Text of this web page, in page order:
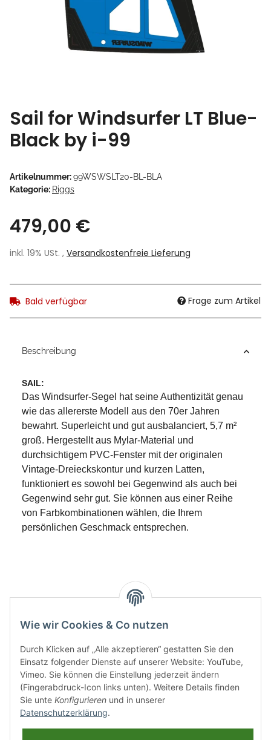
Sail for Windsurfer LT Blue-
Black by i-99
Artikelnummer:99WSWSLT20-BL-BLA
Kategorie: Riggs
479,00 €
inkl. 19% USt. , Versandkostenfreie Lieferung
Bald verfügbar Frage zum Artikel
Beschreibung
SAIL:
Das Windsurfer-Segel hat seine Authentizität genau
wie das allererste Modell aus den 70er Jahren
bewahrt. Superleicht und gut ausbalanciert, 5,7 m²
groß. Hergestellt aus Mylar-Material und
durchsichtigem PVC-Fenster mit der originalen
Vintage-Dreieckskontur und kurzen Latten,
funktioniert es sowohl bei Gegenwind als auch bei
Gegenwind sehr gut. Sie können aus einer Reihe
von Farbkombinationen wählen, die Ihrem
persönlichen Geschmack entsprechen.
Benachrichtigen, wenn verfügbar
Wie wir Cookies & Co nutzen
Durch Klicken auf „Alle akzeptieren“ gestatten Sie den
Einsatz folgender Dienste auf unserer Website: YouTube,
Vimeo. Sie können die Einstellung jederzeit ändern
(Fingerabdruck-Icon links unten). Weitere Details finden
Sie unte Konfigurieren und in unserer
Datenschutzerklärung.